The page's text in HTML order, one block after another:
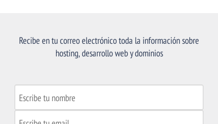
Recibe en tu correo electrónico toda la información sobre
hosting, desarrollo web y dominios